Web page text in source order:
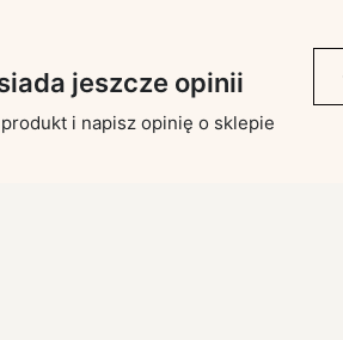
jeszcze opinii
i napisz opinię o sklepie